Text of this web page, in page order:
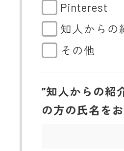
Pinterest
知人からの
その他
”知人からの紹
の方の氏名を